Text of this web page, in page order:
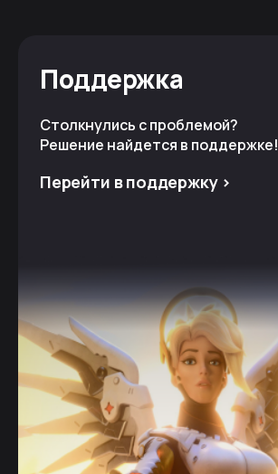
Поддержка
Столкнулись с проблемой?
Решение найдется в поддержке!
Перейти в поддержку >